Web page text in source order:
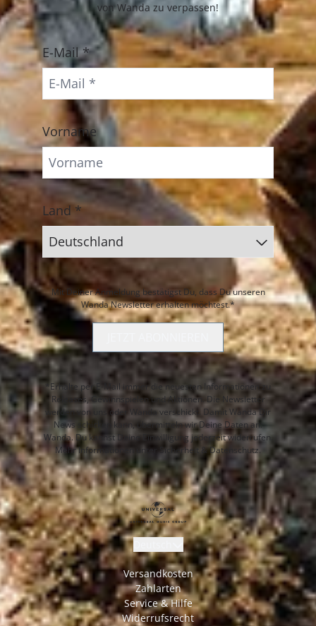
von Wanda zu verpassen!
E-Mail *
Vorname
Land *
Mit Deiner Anmeldung bestätigst Du, dass Du unseren
Wanda Newsletter erhalten möchtest.*
*Erhalte per E-Mail immer die neuesten Informationen zu
Releases, Gewinnspielen und Aktionen. Die Newsletter
werden von uns oder Wanda verschickt. Damit Wanda Dir
News schicken kann, übermitteln wir Deine Daten an:
Wanda. Du kannst Deine Einwilligung jederzeit widerrufen.
Mehr Informationen unter Sicherheit & Datenschutz.
Deutsch
Versandkosten
Zahlarten
Service & Hilfe
Widerrufsrecht